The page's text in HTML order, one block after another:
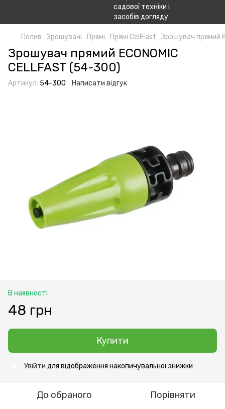
Полив Зрошувачі Прямі Прямі CellFast Зрошувач прямий
Зрошувач прямий ECONOMIC
CELLFAST (54-300)
Артикул: 54-300 Написати відгук
В наявності
48 грн
Купити
Увійти для відображення накопичувальної знижки
До обраного Порівняти